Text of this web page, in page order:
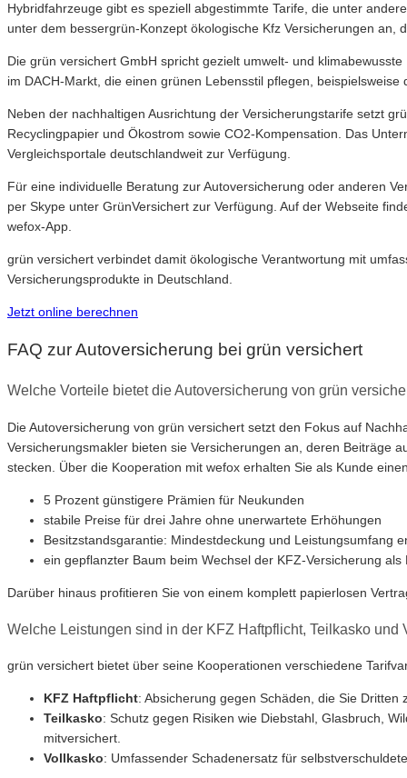
Hybridfahrzeuge gibt es speziell abgestimmte Tarife, die unter
unter dem bessergrün-Konzept ökologische Kfz Versicherungen
Die grün versichert GmbH spricht gezielt umwelt- und
im DACH-Markt, die einen grünen Lebensstil pflegen,
Neben der nachhaltigen Ausrichtung der Versicherungstarife setzt
Recyclingpapier und Ökostrom sowie CO2-Kompensation. Das
Vergleichsportale deutschlandweit zur Verfügung.
Für eine individuelle Beratung zur Autoversicherung oder anderen
per Skype unter GrünVersichert zur Verfügung. Auf der Webseite
wefox-App.
grün versichert verbindet damit ökologische Verantwortung mit
Versicherungsprodukte in Deutschland.
Jetzt online berechnen
FAQ zur Autoversicherung bei grün versichert
Welche Vorteile bietet die Autoversicherung von grün
Die Autoversicherung von grün versichert setzt den Fokus auf
Versicherungsmakler bieten sie Versicherungen an, deren Beiträge
stecken. Über die Kooperation mit wefox erhalten Sie als Kunde
5 Prozent günstigere Prämien für Neukunden
stabile Preise für drei Jahre ohne unerwartete Erhöhungen
Besitzstandsgarantie: Mindestdeckung und Leistungsumfang
ein gepflanzter Baum beim Wechsel der KFZ-Versicherung als
Darüber hinaus profitieren Sie von einem komplett papierlosen
Welche Leistungen sind in der KFZ Haftpflicht, Teilkasko
grün versichert bietet über seine Kooperationen verschiedene
KFZ Haftpflicht: Absicherung gegen Schäden, die Sie
Teilkasko: Schutz gegen Risiken wie Diebstahl, Glasbruch,
mitversichert.
Vollkasko: Umfassender Schadenersatz für